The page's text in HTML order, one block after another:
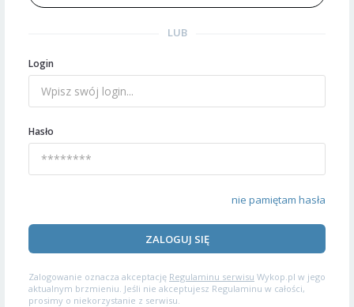
LUB
Login
Hasło
nie pamiętam hasła
ZALOGUJ SIĘ
Zalogowanie oznacza akceptację Regulaminu serwisu Wykop.pl w jego
aktualnym brzmieniu. Jeśli nie akceptujesz Regulaminu w całości,
prosimy o niekorzystanie z serwisu.